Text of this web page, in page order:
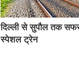
दिल्ली से सुपौल तक
स्पेशल ट्रेन